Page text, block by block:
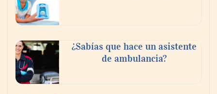
Reforestando con el Corazón regresa a
Sierra de Guadalupe
La cartera vencida hipotecaria aumenta al
doble de velocidad que la cartera sana en
¿Sabías que hace un asistente
de ambulancia?